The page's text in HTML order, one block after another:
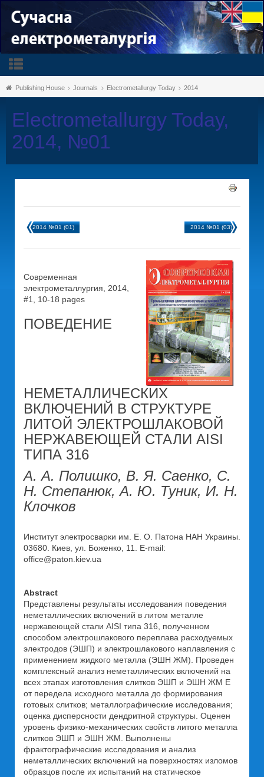
Publishing House Journals Electrometallurgy Today 2014
Electrometallurgy Today,
2014, №01
2014 №01 (01) 2014 №01 (03)
Современная
электрометаллургия, 2014,
#1, 10-18 pages
ПОВЕДЕНИЕ
НЕМЕТАЛЛИЧЕСКИХ
ВКЛЮЧЕНИЙ В СТРУКТУРЕ
ЛИТОЙ ЭЛЕКТРОШЛАКОВОЙ
НЕРЖАВЕЮЩЕЙ СТАЛИ AISI
ТИПА 316
А. А. Полишко, В. Я. Саенко, С.
Н. Степанюк, А. Ю. Туник, И. Н.
Клочков
Институт электросварки им. Е. О. Патона НАН Украины.
03680. Киев, ул. Боженко, 11. E-mail:
office@paton.kiev.ua
Abstract
Представлены результаты исследования поведения
неметаллических включений в литом металле
нержавеющей стали AISI типа 316, полученном
способом электрошлакового переплава расходуемых
электродов (ЭШП) и электрошлакового наплавления с
применением жидкого металла (ЭШН ЖМ). Проведен
комплексный анализ неметаллических включений на
всех этапах изготовления слитков ЭШП и ЭШН ЖМ Е
от передела исходного металла до формирования
готовых слитков; металлографические исследования;
оценка дисперсности дендритной структуры. Оценен
уровень физико-механических свойств литого металла
слитков ЭШП и ЭШН ЖМ. Выполнены
фрактографические исследования и анализ
неметаллических включений на поверхностях изломов
образцов после их испытаний на статическое